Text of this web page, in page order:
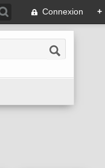
Connexion +